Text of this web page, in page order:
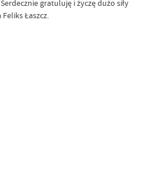
gratuluję i życzę dużo siły
Łaszcz.